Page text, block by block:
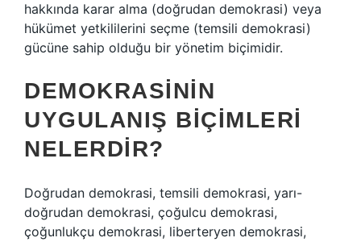
hakkında karar alma (doğrudan demokrasi) veya
hükümet yetkililerini seçme (temsili demokrasi)
gücüne sahip olduğu bir yönetim biçimidir.
DEMOKRASININ
UYGULANIŞ BIÇIMLERI
NELERDIR?
Doğrudan demokrasi, temsili demokrasi, yarı-
doğrudan demokrasi, çoğulcu demokrasi,
çoğunlukçu demokrasi, liberteryen demokrasi,